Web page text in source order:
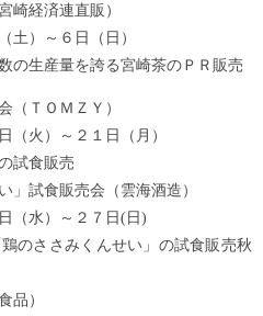
済連直販）
～６日（日）
量を誇る宮崎茶のＰＲ販売
ＯＭＺＹ）
）～２１日（月）
食販売
食販売会（雲海酒造）
）～２７日(日)
みくんせい」の試食販売秋
）